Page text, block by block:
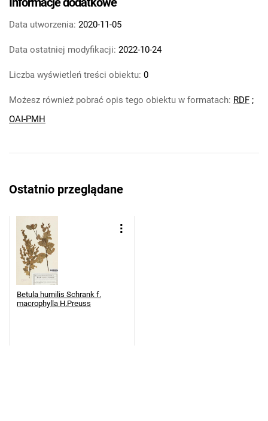
Data utworzenia: 2020-11-05
Data ostatniej modyfikacji: 2022-10-24
Liczba wyświetleń treści obiektu: 0
Możesz również pobrać opis tego obiektu w formatach: RDF ;
OAI-PMH
Ostatnio przeglądane
Betula humilis Schrank f.
macrophylla H.Preuss